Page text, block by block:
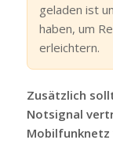
geladen ist
haben, um
erleichtern.
Zusätzlich
Notsignal